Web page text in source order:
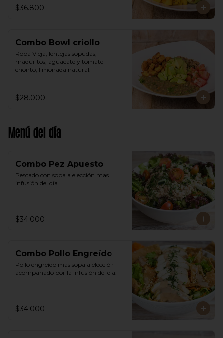
humedecido con vinagre de sushi.
Vinagreta asiática a base de Hoisin y
$36.800
Combo Bowl criollo
Ropa Vieja, lentejas sopudas,
maduritos, aguacate y tomate
chonto, limonada natural.
$28.000
Menú del día
Combo Pez Apuesto
Pescado con sopa a elección mas
infusión del día.
$34.000
Combo Pollo Engreído
Pollo engreído mas sopa a elección
acompañado por la infusión del día.
$34.000